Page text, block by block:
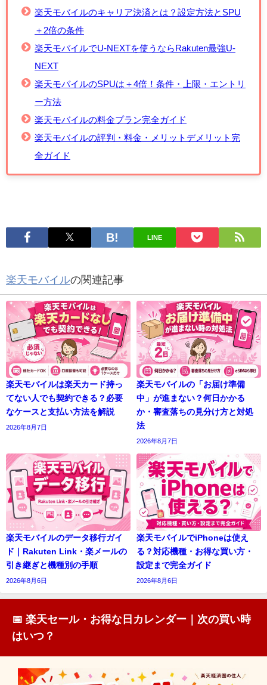
楽天モバイルのキャリア決済とは？設定方法とSPU
＋2倍の条件
楽天モバイルでU-NEXTを使うならRakuten最強U-
NEXT
楽天モバイルのSPUは＋4倍！条件・上限・エントリ
ー方法
楽天モバイルの料金プラン完全ガイド
楽天モバイルの評判・料金・メリットデメリット完
全ガイド
LINE
楽天モバイルの関連記事
楽天モバイルは楽天カード持っ
てない人でも契約できる？必要
なケースと支払い方法を解説
2026年8月7日
楽天モバイルの「お届け準備
中」が進まない？何日かかる
か・審査落ちの見分け方と対処
法
2026年8月7日
楽天モバイルのデータ移行ガイ
ド｜Rakuten Link・楽メールの
引き継ぎと機種別の手順
2026年8月6日
楽天モバイルでiPhoneは使え
る？対応機種・お得な買い方・
設定まで完全ガイド
2026年8月6日
📅 楽天セール・お得な日カレンダー｜次の買い時
はいつ？